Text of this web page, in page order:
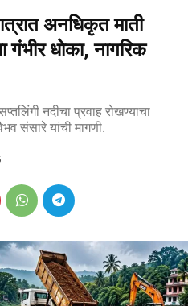
अनधिकृत माती
गंभीर धोका, नागरिक
नदीचा प्रवाह रोखण्याचा
संसारे यांची मागणी.